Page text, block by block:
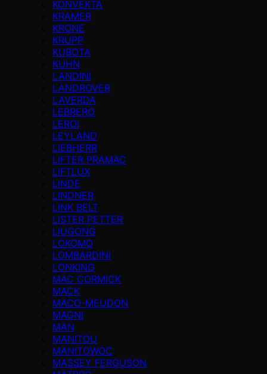
KONVEKTA
KRAMER
KRONE
KRUPP
KUBOTA
KUHN
LANDINI
LANDROVER
LAVERDA
LEBRERO
LEROI
LEYLAND
LIEBHERR
LIFTER PRAMAC
LIFTLUX
LINDE
LINDNER
LINK BELT
LISTER PETTER
LIUGONG
LOKOMO
LOMBARDINI
LONKING
MAC CORMICK
MACK
MACO-MEUDON
MAGNI
MAN
MANITOU
MANITOWOC
MASSEY FERGUSON